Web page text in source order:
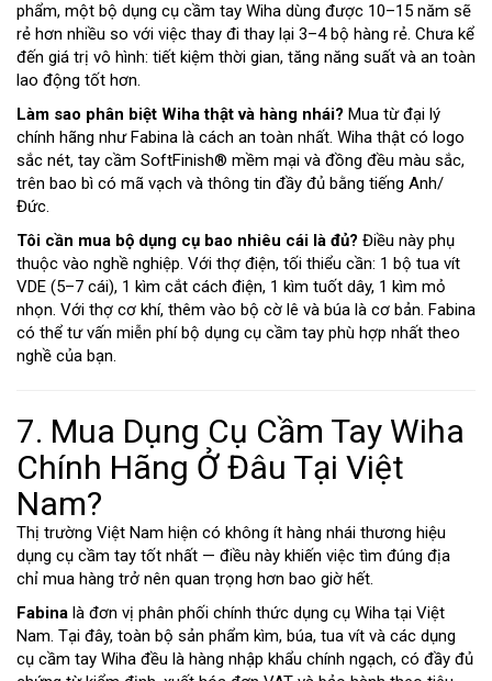
phẩm, một bộ dụng cụ cầm tay Wiha dùng được 10–15 năm sẽ
rẻ hơn nhiều so với việc thay đi thay lại 3–4 bộ hàng rẻ. Chưa kể
đến giá trị vô hình: tiết kiệm thời gian, tăng năng suất và an toàn
lao động tốt hơn.
Làm sao phân biệt Wiha thật và hàng nhái? Mua từ đại lý
chính hãng như Fabina là cách an toàn nhất. Wiha thật có logo
sắc nét, tay cầm SoftFinish® mềm mại và đồng đều màu sắc,
trên bao bì có mã vạch và thông tin đầy đủ bằng tiếng Anh/
Đức.
Tôi cần mua bộ dụng cụ bao nhiêu cái là đủ? Điều này phụ
thuộc vào nghề nghiệp. Với thợ điện, tối thiểu cần: 1 bộ tua vít
VDE (5–7 cái), 1 kìm cắt cách điện, 1 kìm tuốt dây, 1 kìm mỏ
nhọn. Với thợ cơ khí, thêm vào bộ cờ lê và búa là cơ bản. Fabina
có thể tư vấn miễn phí bộ dụng cụ cầm tay phù hợp nhất theo
nghề của bạn.
7. Mua Dụng Cụ Cầm Tay Wiha
Chính Hãng Ở Đâu Tại Việt
Nam?
Thị trường Việt Nam hiện có không ít hàng nhái thương hiệu
dụng cụ cầm tay tốt nhất — điều này khiến việc tìm đúng địa
chỉ mua hàng trở nên quan trọng hơn bao giờ hết.
Fabina là đơn vị phân phối chính thức dụng cụ Wiha tại Việt
Nam. Tại đây, toàn bộ sản phẩm kìm, búa, tua vít và các dụng
cụ cầm tay Wiha đều là hàng nhập khẩu chính ngạch, có đầy đủ